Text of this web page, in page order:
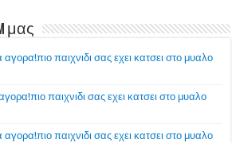
μας
αγορα!πιο παιχνιδι σας εχει κατσει στο μυαλο
παιχνιδι σας εχει κατσει στο μυαλο
αγορα!πιο παιχνιδι σας εχει κατσει στο μυαλο